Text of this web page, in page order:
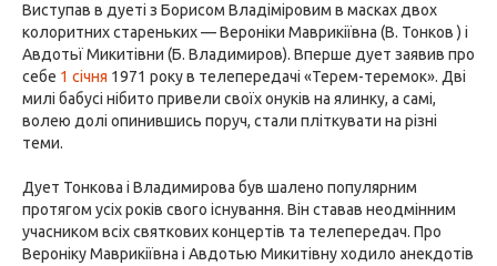
Виступав в дуеті з Борисом Владіміровим в масках двох
колоритних стареньких — Вероніки Маврикіївна (В. Тонков ) і
Авдотьї Микитівни (Б. Владимиров). Вперше дует заявив про
себе 1 січня 1971 року в телепередачі «Терем-теремок». Дві
милі бабусі нібито привели своїх онуків на ялинку, а самі,
волею долі опинившись поруч, стали пліткувати на різні
теми.
Дует Тонкова і Владимирова був шалено популярним
протягом усіх років свого існування. Він ставав неодмінним
учасником всіх святкових концертів та телепередач. Про
Вероніку Маврикіївна і Авдотью Микитівну ходило анекдотів